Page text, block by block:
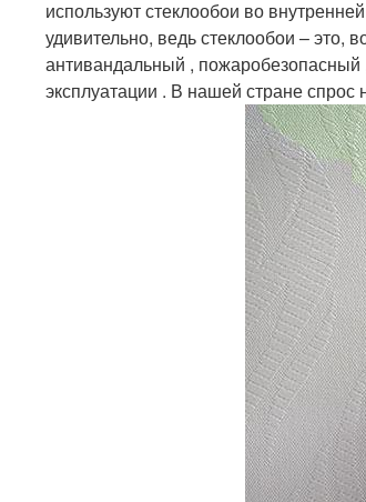
используют стеклообои во
удивительно, ведь стеклообои – это,
антивандальный ,
эксплуатации . В нашей стране спрос